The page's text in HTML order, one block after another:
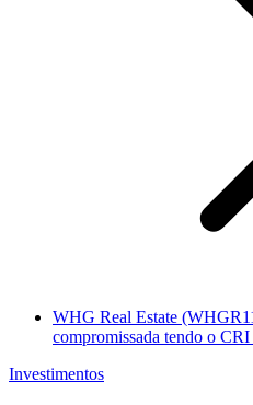
WHG Real Estate
compromissada tendo o
Investimentos